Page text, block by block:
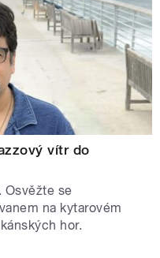
vítr do
Osvěžte se
na kytarovém
hor.